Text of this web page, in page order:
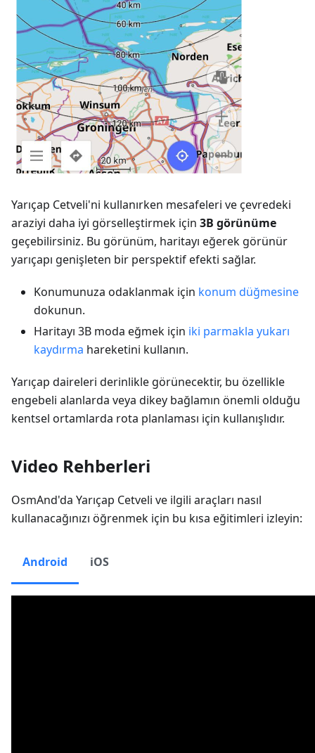
Yarıçap Cetveli'ni kullanırken mesafeleri ve çevredeki
araziyi daha iyi görselleştirmek için 3B görünüme
geçebilirsiniz. Bu görünüm, haritayı eğerek görünür
yarıçapı genişleten bir perspektif efekti sağlar.
Konumunuza odaklanmak için konum düğmesine
dokunun.
Haritayı 3B moda eğmek için iki parmakla yukarı
kaydırma hareketini kullanın.
Yarıçap daireleri derinlikle görünecektir, bu özellikle
engebeli alanlarda veya dikey bağlamın önemli olduğu
kentsel ortamlarda rota planlaması için kullanışlıdır.
Video Rehberleri
OsmAnd'da Yarıçap Cetveli ve ilgili araçları nasıl
kullanacağınızı öğrenmek için bu kısa eğitimleri izleyin:
Android iOS